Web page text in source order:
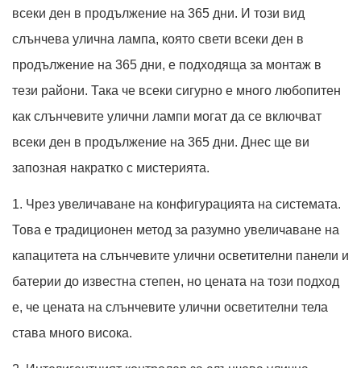
всеки ден в продължение на 365 дни. И този вид
слънчева улична лампа, която свети всеки ден в
продължение на 365 дни, е подходяща за монтаж в
тези райони. Така че всеки сигурно е много любопитен
как слънчевите улични лампи могат да се включват
всеки ден в продължение на 365 дни. Днес ще ви
запозная накратко с мистерията.
1. Чрез увеличаване на конфигурацията на системата.
Това е традиционен метод за разумно увеличаване на
капацитета на слънчевите улични осветителни панели и
батерии до известна степен, но цената на този подход
е, че цената на слънчевите улични осветителни тела
става много висока.